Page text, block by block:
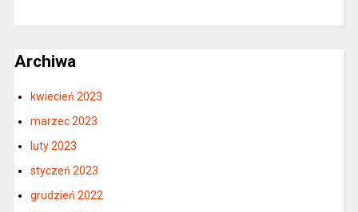
Archiwa
kwiecień 2023
marzec 2023
luty 2023
styczeń 2023
grudzień 2022